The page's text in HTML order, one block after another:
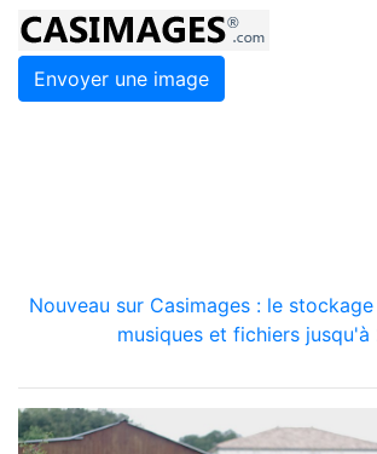
Envoyer une image
Nouveau sur Casimages : le
musiques et fichiers jusqu'à